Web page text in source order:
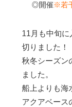
◎開催※若
11月も中旬
切りました！
秋冬シーズン
ました。
船上よりも海
アクアベース